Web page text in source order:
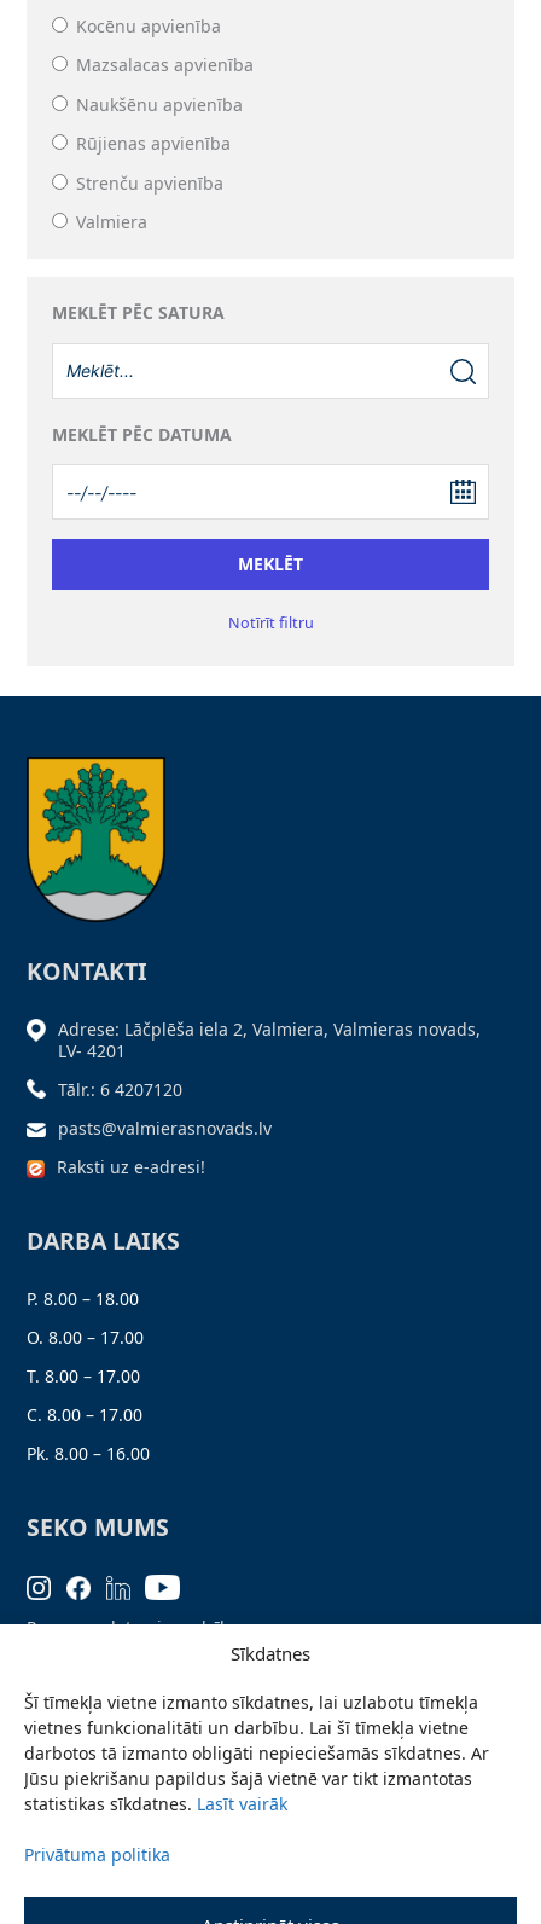
Sīkdatnes
Šī tīmekļa vietne izmanto sīkdatnes, lai uzlabotu tīmekļa
vietnes funkcionalitāti un darbību. Lai šī tīmekļa vietne
darbotos tā izmanto obligāti nepieciešamās sīkdatnes. Ar
Jūsu piekrišanu papildus šajā vietnē var tikt izmantotas
statistikas sīkdatnes. Lasīt vairāk
Privātuma politika
Kocēnu apvienība
Mazsalacas apvienība
Naukšēnu apvienība
Rūjienas apvienība
Strenču apvienība
Valmiera
MEKLĒT PĒC SATURA
MEKLĒT PĒC DATUMA
Notīrīt filtru
KONTAKTI
Adrese: Lāčplēša iela 2, Valmiera, Valmieras novads,
LV- 4201
Tālr.: 6 4207120
pasts@valmierasnovads.lv
Raksti uz e-adresi!
DARBA LAIKS
P. 8.00 – 18.00
O. 8.00 – 17.00
T. 8.00 – 17.00
C. 8.00 – 17.00
Pk. 8.00 – 16.00
SEKO MUMS
Personas datu aizsardzība
Ziņo par problēmu
Pieteikties jaunumiem
Piekļūstamības paziņojums
© 2026 Valmieras novada pašvaldība